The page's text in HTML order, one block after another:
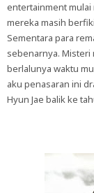
entertainment mulai
mereka masih
Sementara para
sebenarnya. Misteri
berlalunya waktu
aku penasaran ini
Hyun Jae balik ke